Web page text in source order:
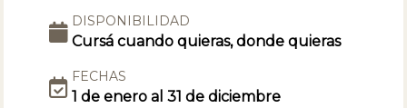
DISPONIBILIDAD
Cursá cuando quieras, donde quieras
FECHAS
1 de enero al 31 de diciembre